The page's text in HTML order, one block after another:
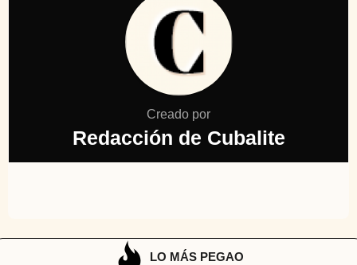
Creado por
Redacción de Cubalite
LO MÁS PEGAO